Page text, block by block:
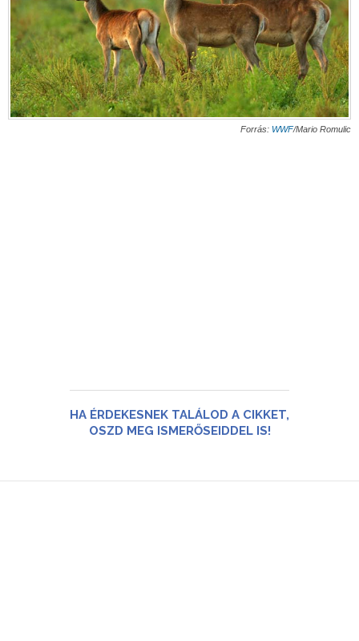
Forrás: WWF/Mario Romulic
HA ÉRDEKESNEK TALÁLOD A CIKKET,
OSZD MEG ISMERŐSEIDDEL IS!